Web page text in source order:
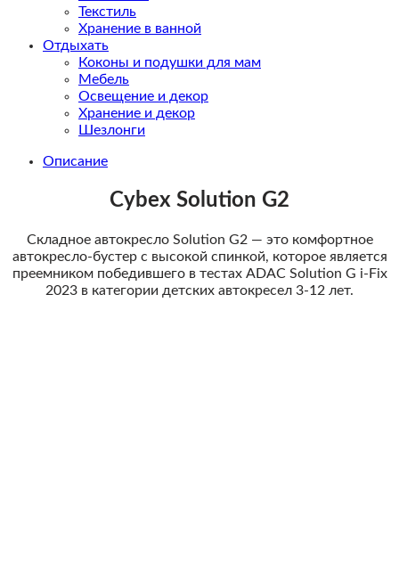
Текстиль
Хранение в ванной
Отдыхать
Коконы и подушки для мам
Мебель
Освещение и декор
Хранение и декор
Шезлонги
Описание
Сybex Solution G2
Складное автокресло Solution G2 — это комфортное
автокресло-бустер с высокой спинкой, которое является
преемником победившего в тестах ADAC Solution G i-Fix
2023 в категории детских автокресел 3-12 лет.